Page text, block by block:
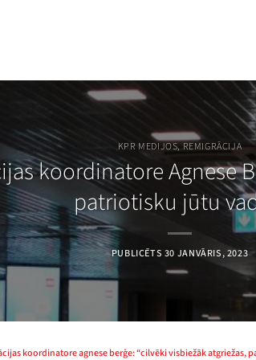
KPR MEDIJOS,REMIGRĀCIJA
koordinatore Agnese
patriotisku jūtu
PUBLICĒTS 30 JANVĀRIS, 2023
koordinatore agnese berģe: “cilvēki visbiežāk atgriežas,